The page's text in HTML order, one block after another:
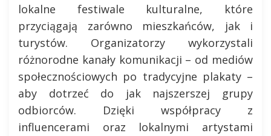
lokalne festiwale kulturalne, które
przyciągają zarówno mieszkańców, jak i
turystów. Organizatorzy wykorzystali
różnorodne kanały komunikacji – od mediów
społecznościowych po tradycyjne plakaty –
aby dotrzeć do jak najszerszej grupy
odbiorców. Dzięki współpracy z
influencerami oraz lokalnymi artystami